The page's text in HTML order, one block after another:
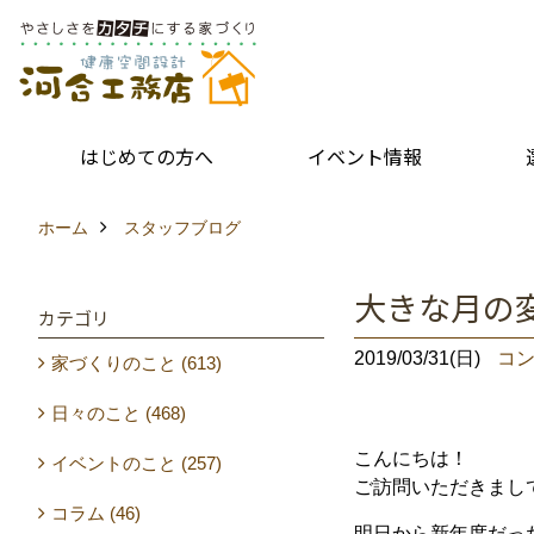
はじめての方へ イベント情報
ホーム スタッフブログ
大きな月
2019/03/31(日) コ
こんにちは！
ご訪問いただきまし
カテゴリ
家づくりのこと (613)
日々のこと (468)
イベントのこと (257)
コラム (46)